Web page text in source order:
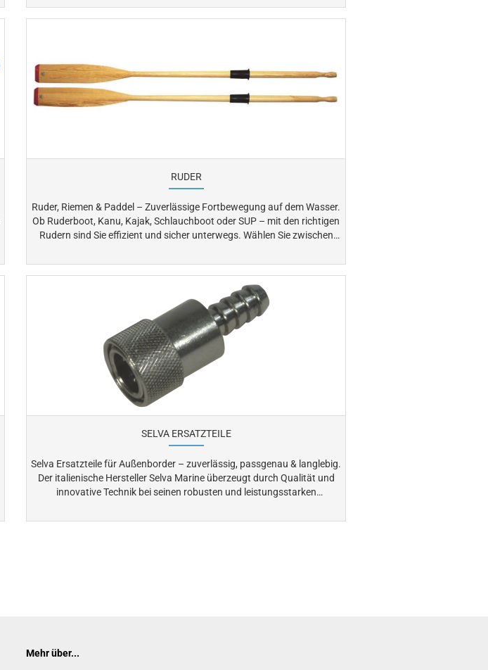
wasserdichtes Verstauen. Robust, leicht zu handhaben und mit
individuellem Stauraum ausgestattet, sind Seesäcke unverzichtbare
RUDER
Ruder, Riemen & Paddel – Zuverlässige Fortbewegung auf dem Wasser.
Ob Ruderboot, Kanu, Kajak, Schlauchboot oder SUP – mit den richtigen
Rudern sind Sie effizient und sicher unterwegs. Wählen Sie zwischen
handgeführten Paddeln für flexible Einsätze. In unserem Sortiment
finden Sie hochwertige Modelle aus verschiedenen Materialien sowie
SELVA ERSATZTEILE
Selva Ersatzteile für Außenborder – zuverlässig, passgenau & langlebig.
Der italienische Hersteller Selva Marine überzeugt durch Qualität und
innovative Technik bei seinen robusten und leistungsstarken
Zuverlässigkeit, Langlebigkeit und Passgenauigkeit. Finden Sie bei
Mehr über...